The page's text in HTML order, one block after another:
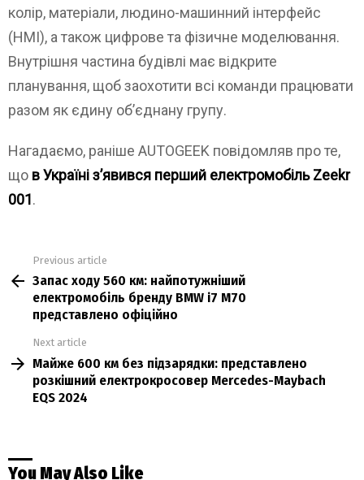
колір, матеріали, людино-машинний інтерфейс
(HMI), а також цифрове та фізичне моделювання.
Внутрішня частина будівлі має відкрите
планування, щоб заохотити всі команди працювати
разом як єдину об’єднану групу.
Нагадаємо, раніше AUTOGEEK повідомляв про те,
що в Україні зʼявився перший електромобіль Zeekr
001.
more
Previous article
Запас ходу 560 км: найпотужніший
електромобіль бренду BMW i7 M70
представлено офіційно
Next article
Майже 600 км без підзарядки: представлено
розкішний електрокросовер Mercedes-Maybach
EQS 2024
You May Also Like